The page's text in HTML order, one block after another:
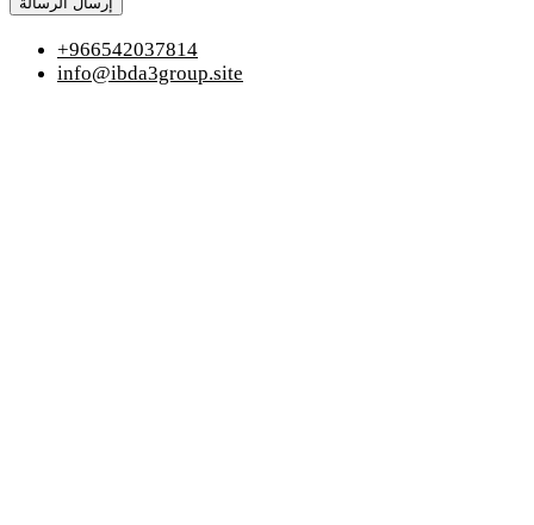
+966542037814
info@ibda3group.site